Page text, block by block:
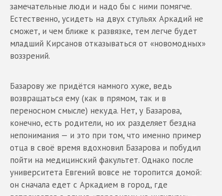
замечательные люди и надо бы с ними помягче.
Естественно, усидеть на двух стульях Аркадий не
сможет, и чем ближе к развязке, тем легче будет
младший Кирсанов отказываться от «новомодных»
воззрений.
Базарову же придётся намного хуже, ведь
возвращаться ему (как в прямом, так и в
переносном смысле) некуда. Нет, у Базарова,
конечно, есть родители, но их разделяет бездна
непонимания — и это при том, что именно пример
отца в своё время вдохновил Базарова и побудил
пойти на медицинский факультет. Однако после
университета Евгений вовсе не торопится домой:
он сначала едет с Аркадием в город, где